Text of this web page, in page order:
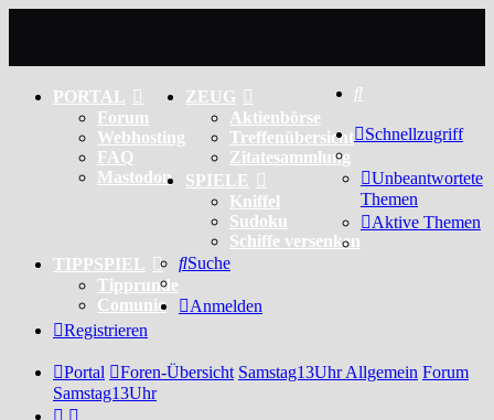
PORTAL
Forum
Webhosting
FAQ
Mastodon
ZEUG
Aktienbörse
Treffenübersicht
Zitatesammlung
SPIELE
Kniffel
Sudoku
Schiffe versenken
TIPPSPIEL
Tipprunde
Comunio
Schnellzugriff
Unbeantwortete
Themen
Aktive Themen
Suche
Anmelden
Registrieren
Portal Foren-Übersicht Samstag13Uhr Allgemein Forum
Samstag13Uhr